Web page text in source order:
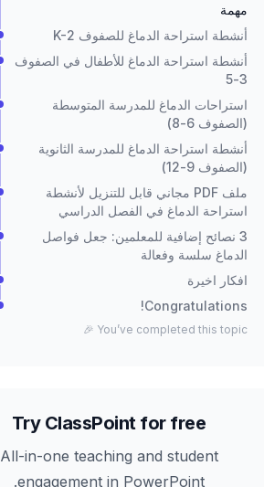
مهمة
أنشطة استراحة الدماغ للصفوف K-2
أنشطة استراحة الدماغ للأطفال في الصفوف
3-5
استراحات الدماغ للمدرسة المتوسطة
(الصفوف 6-8)
أنشطة استراحة الدماغ للمدرسة الثانوية
(الصفوف 9-12)
ملف PDF مجاني قابل للتنزيل لأنشطة
استراحة الدماغ في الفصل الدراسي
3 نصائح إضافية للمعلمين: جعل فواصل
الدماغ سلسة وفعالة
افكار اخيرة
Congratulations!
You’ve completed this topic 🎉
Try ClassPoint for free
All-in-one teaching and student
engagement in PowerPoint.